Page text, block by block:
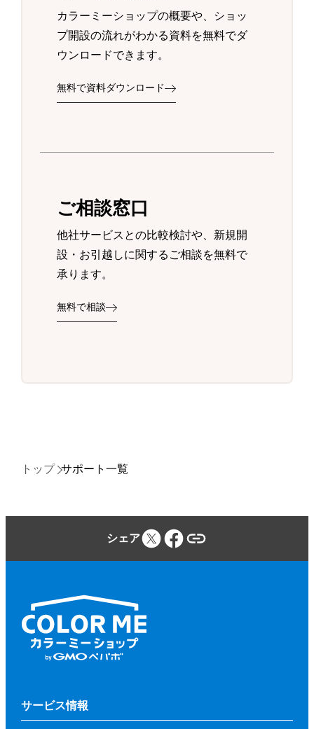
カラーミーショップの概要や、ショッ
プ開設の流れがわかる資料を無料でダ
ウンロードできます。
無料で資料ダウンロード
ご相談窓口
他社サービスとの比較検討や、新規開
設・お引越しに関するご相談を無料で
承ります。
無料で相談
トップ サポート一覧
シェア
サービス情報